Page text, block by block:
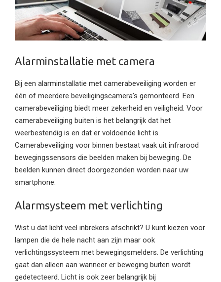
Alarminstallatie met camera
Bij een alarminstallatie met camerabeveiliging worden er
één of meerdere beveiligingscamera’s gemonteerd. Een
camerabeveiliging biedt meer zekerheid en veiligheid. Voor
camerabeveiliging buiten is het belangrijk dat het
weerbestendig is en dat er voldoende licht is.
Camerabeveiliging voor binnen bestaat vaak uit infrarood
bewegingssensors die beelden maken bij beweging. De
beelden kunnen direct doorgezonden worden naar uw
smartphone.
Alarmsysteem met verlichting
Wist u dat licht veel inbrekers afschrikt? U kunt kiezen voor
lampen die de hele nacht aan zijn maar ook
verlichtingssysteem met bewegingsmelders. De verlichting
gaat dan alleen aan wanneer er beweging buiten wordt
gedetecteerd. Licht is ook zeer belangrijk bij